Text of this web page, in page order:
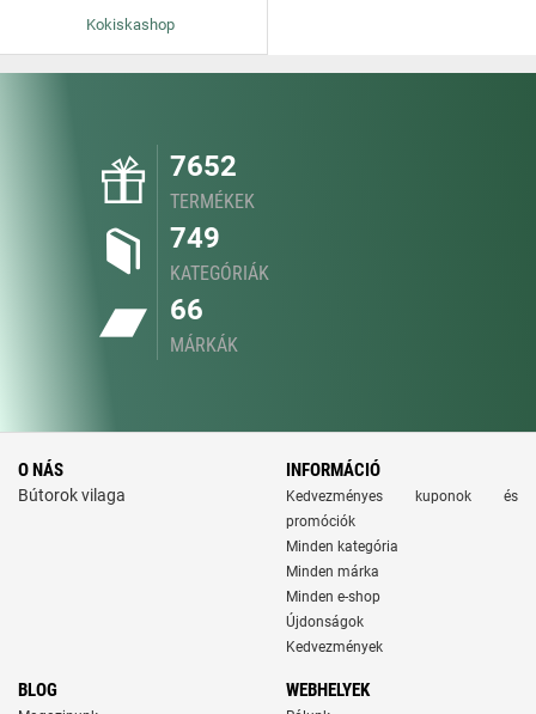
Kokiskashop
7652
TERMÉKEK
749
KATEGÓRIÁK
66
MÁRKÁK
O NÁS
Bútorok vilaga
INFORMÁCIÓ
Kedvezményes kuponok és
promóciók
Minden kategória
Minden márka
Minden e-shop
Újdonságok
Kedvezmények
BLOG WEBHELYEK